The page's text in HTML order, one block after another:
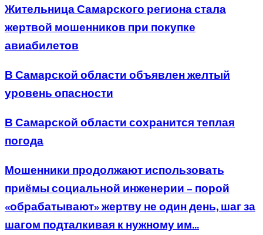
Жительница Самарского региона стала
жертвой мошенников при покупке
авиабилетов
В Самарской области объявлен желтый
уровень опасности
В Самарской области сохранится теплая
погода
Мошенники продолжают использовать
приёмы социальной инженерии – порой
«обрабатывают» жертву не один день, шаг за
шагом подталкивая к нужному им...